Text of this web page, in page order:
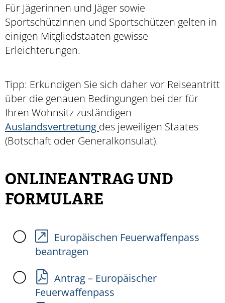
Für Jägerinnen und Jäger sowie
Sportschützinnen und Sportschützen gelten in
einigen Mitgliedstaaten gewisse
Erleichterungen.
Tipp: Erkundigen Sie sich daher vor Reiseantritt
über die genauen Bedingungen bei der für
Ihren Wohnsitz zuständigen
Auslandsvertretung des jeweiligen Staates
(Botschaft oder Generalkonsulat).
ONLINEANTRAG UND
FORMULARE
Europäischen Feuerwaffenpass
beantragen
Antrag – Europäischer
Feuerwaffenpass